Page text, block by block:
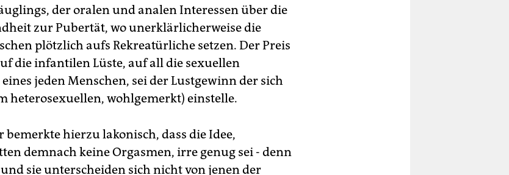
der oralen und analen Interessen über die
zur Pubertät, wo unerklärlicherweise die
plötzlich aufs Rekreatürliche setzen. Der Preis
die infantilen Lüste, auf all die sexuellen
jeden Menschen, sei der Lustgewinn der sich
heterosexuellen, wohlgemerkt) einstelle.
hierzu lakonisch, dass die Idee,
demnach keine Orgasmen, irre genug sei - denn
sie unterscheiden sich nicht von jenen der